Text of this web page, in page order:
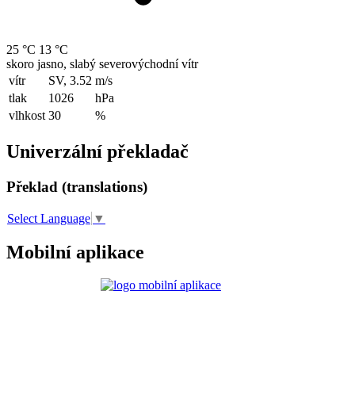
25 °C 13 °C
skoro jasno, slabý severovýchodní vítr
vítr
SV, 3.52 m/s
tlak
1026
hPa
vlhkost 30 %
Univerzální překladač
Překlad (translations)
Select Language ▼
Mobilní aplikace